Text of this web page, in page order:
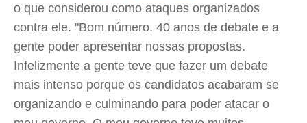
o que considerou como ataques organizados
contra ele. "Bom número. 40 anos de debate e a
gente poder apresentar nossas propostas.
Infelizmente a gente teve que fazer um debate
mais intenso porque os candidatos acabaram se
organizando e culminando para poder atacar o